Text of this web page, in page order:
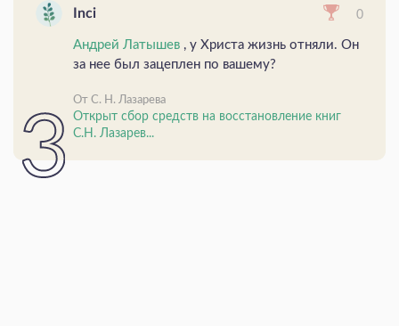
Inci 0
Андрей Латышев , у Христа жизнь отняли. Он
за нее был зацеплен по вашему?
От С. Н. Лазарева
Открыт сбор средств на восстановление книг
С.Н. Лазарев...